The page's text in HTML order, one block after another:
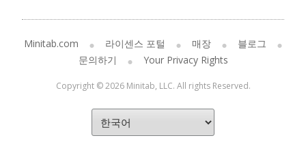
Minitab.com 라이센스 포털 매장
블로그
문의하기
Your Privacy Rights
Copyright © 2026 Minitab, LLC. All rights Reserved.